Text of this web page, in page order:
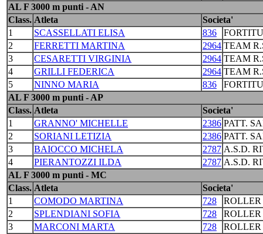
AL F 3000 m punti - AN
Class. Atleta
Societa'
1
SCASSELLATI ELISA 836
2
FERRETTI MARTINA 2964 TEAM
3
CESARETTI VIRGINIA 2964 TEAM
4
GRILLI FEDERICA 2964 TEAM
5
NINNO MARIA 836
AL F 3000 m punti - AP
Class. Atleta
Societa'
1
GRANNO' MICHELLE 2386 PATT.
2
SORIANI LETIZIA 2386 PATT.
3
BAIOCCO MICHELA 2787 A.S.D.
4
PIERANTOZZI ILDA 2787 A.S.D.
AL F 3000 m punti - MC
Class. Atleta
Societa'
1
COMODO MARTINA 728
2
SPLENDIANI SOFIA 728
3
MARCONI MARTA 728